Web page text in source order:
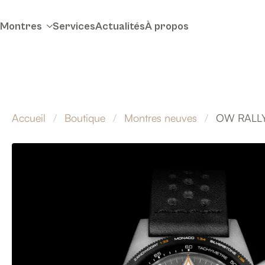
Montres ServicesActualitésÀ propos
Accueil Boutique Montres neuves OW